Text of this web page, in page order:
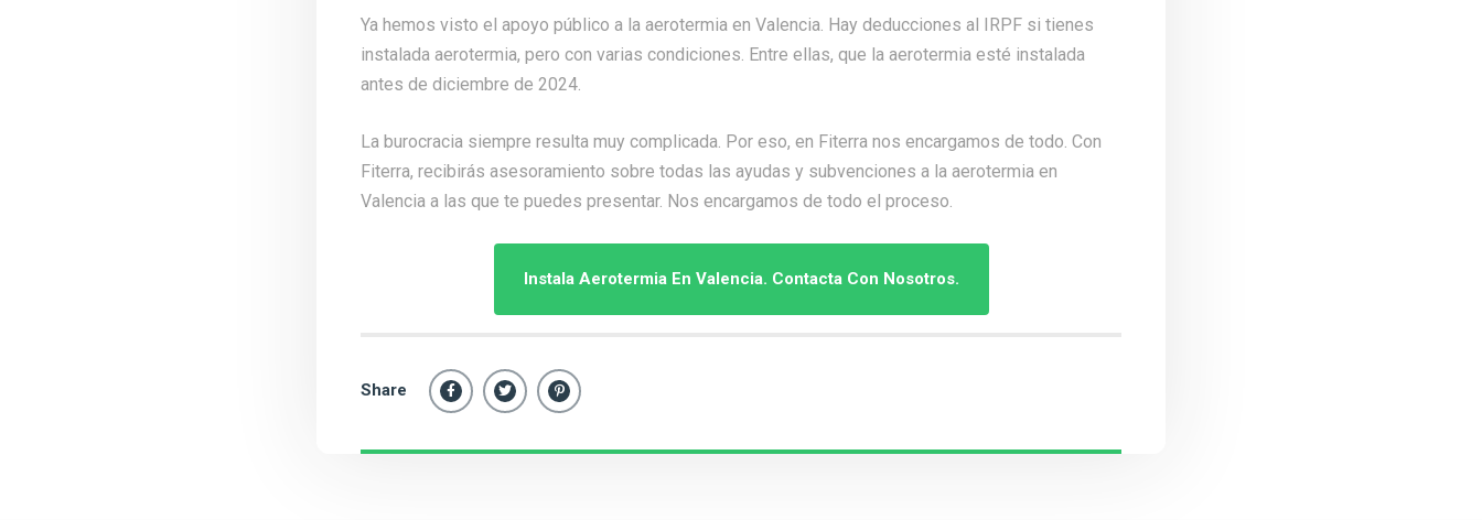
Ya hemos visto el apoyo público a la aerotermia en Valencia. Hay deducciones al IRPF si tienes
instalada aerotermia, pero con varias condiciones. Entre ellas, que la aerotermia esté instalada
antes de diciembre de 2024.
La burocracia siempre resulta muy complicada. Por eso, en Fiterra nos encargamos de todo. Con
Fiterra, recibirás asesoramiento sobre todas las ayudas y subvenciones a la aerotermia en
Valencia a las que te puedes presentar. Nos encargamos de todo el proceso.
Instala Aerotermia En Valencia. Contacta Con Nosotros.
Share